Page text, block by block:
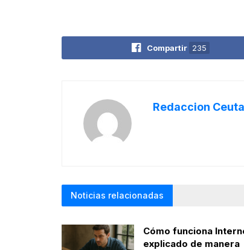
Compartir 235
Redaccion
Noticias relacionadas
Cómo funciona
explicado de manera